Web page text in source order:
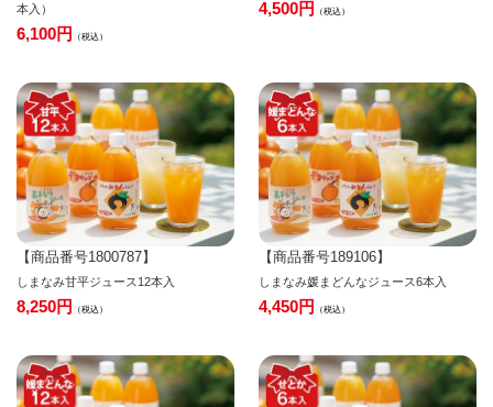
本入）
6,100 税込
4,500 税込
【商品番号1800787】
しまなみ甘平ジュース12本入
8,250 税込
【商品番号189106】
しまなみ媛まどんなジュース6本入
4,450 税込